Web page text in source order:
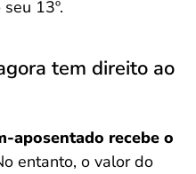
13º.
tem direito ao
aposentado recebe o
entanto, o valor do